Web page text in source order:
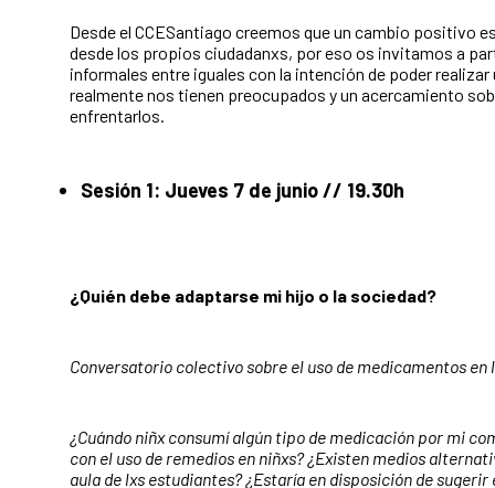
Desde el CCESantiago creemos que un cambio positivo
desde los propios ciudadanxs, por eso os invitamos a
informales entre iguales con la intención de poder
realmente nos tienen preocupados y un acercamiento
enfrentarlos.
Sesión 1: Jueves 7 de junio // 19.30h
¿Quién debe adaptarse mi hijo o la sociedad?
Conversatorio colectivo sobre el uso de medicamentos en
¿Cuándo niñx consumí algún tipo de medicación por mi
con el uso de remedios en niñxs? ¿Existen medios
aula de lxs estudiantes? ¿Estaría en disposición de